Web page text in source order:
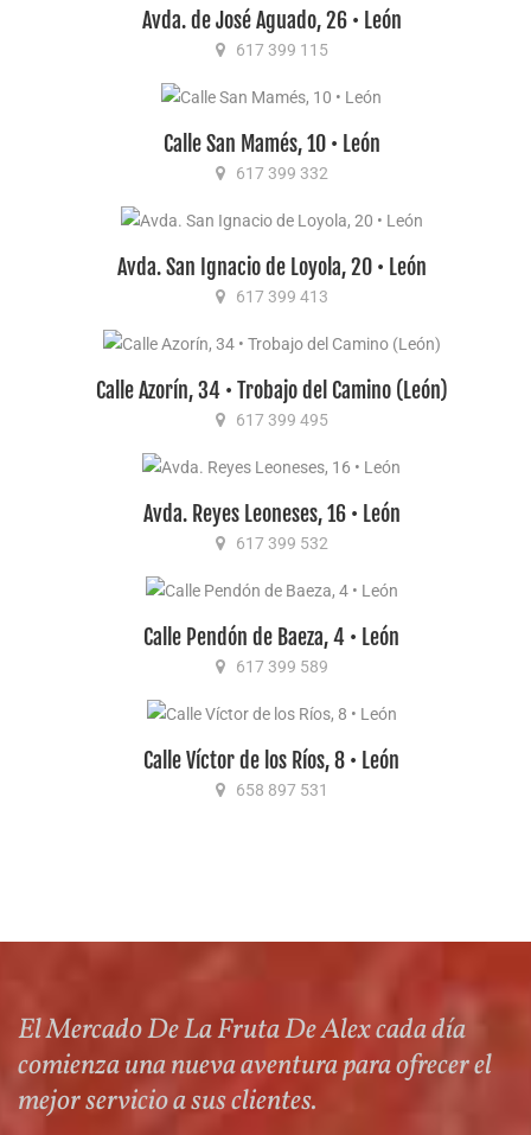
Avda. de José Aguado, 26 • León
617 399 115
Calle San Mamés, 10 • León
617 399 332
Avda. San Ignacio de Loyola, 20 • León
617 399 413
Calle Azorín, 34 • Trobajo del Camino (León)
617 399 495
Avda. Reyes Leoneses, 16 • León
617 399 532
Calle Pendón de Baeza, 4 • León
617 399 589
Calle Víctor de los Ríos, 8 • León
658 897 531
El Mercado De La Fruta De Alex cada día
comienza una nueva aventura para ofrecer el
mejor servicio a sus clientes.